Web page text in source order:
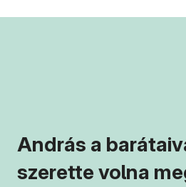
András a
szerette volna